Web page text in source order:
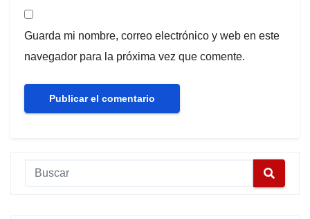
Guarda mi nombre, correo electrónico y web en este
navegador para la próxima vez que comente.